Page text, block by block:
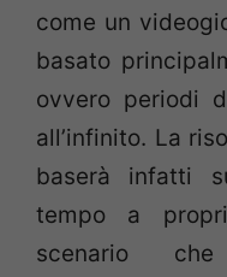
come un
basato
ovvero periodi
all’infinito. La
baserà infatti
tempo a
scenario